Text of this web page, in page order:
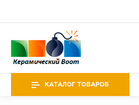
КАТАЛОГ ТОВАРОВ